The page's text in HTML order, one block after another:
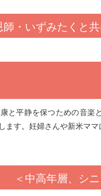
・いずみたくと共
と平静を保つための音楽
す。妊婦さんや新米ママ
＜中高年層、シ